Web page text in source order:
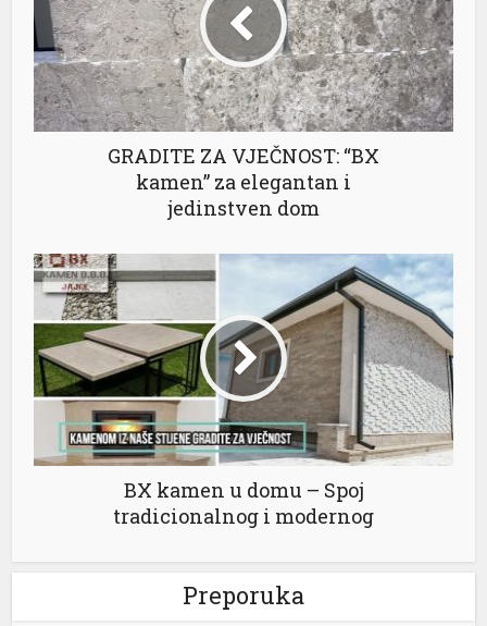
GRADITE ZA VJEČNOST: “BX
kamen” za elegantan i
jedinstven dom
BX kamen u domu – Spoj
tradicionalnog i modernog
Preporuka